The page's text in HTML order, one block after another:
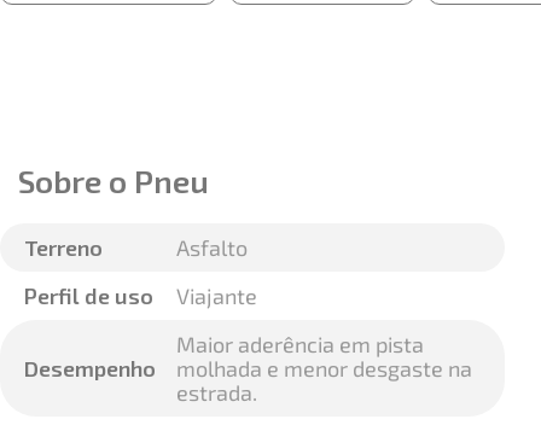
Sobre o Pneu
Terreno
Asfalto
Perfil de uso
Viajante
Desempenho
Maior aderência em pista
molhada e menor desgaste na
estrada.